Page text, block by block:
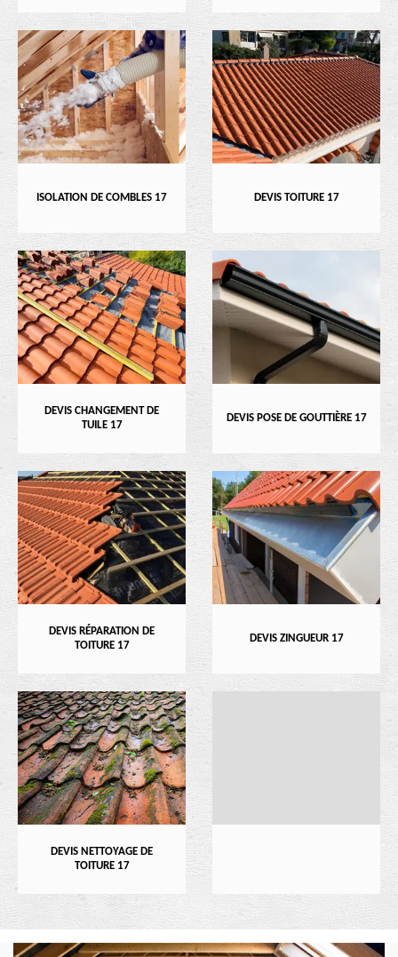
ISOLATION DE COMBLES 17 DEVIS TOITURE 17
DEVIS CHANGEMENT DE
TUILE 17
DEVIS POSE DE GOUTTIÈRE 17
DEVIS RÉPARATION DE
TOITURE 17
DEVIS ZINGUEUR 17
DEVIS NETTOYAGE DE
TOITURE 17